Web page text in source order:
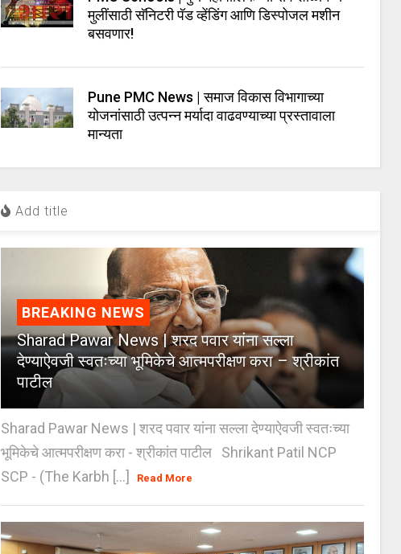
मुलींसाठी सॅनिटरी पॅड व्हेंडिंग आणि डिस्पोजल मशीन
बसवणार!
Pune PMC News | समाज विकास विभागाच्या
योजनांसाठी उत्पन्न मर्यादा वाढवण्याच्या प्रस्तावाला
मान्यता
Add title
BREAKING NEWS
Sharad Pawar News | शरद पवार यांना सल्ला
देण्याऐवजी स्वतःच्या भूमिकेचे आत्मपरीक्षण करा – श्रीकांत
पाटील
Sharad Pawar News | शरद पवार यांना सल्ला देण्याऐवजी स्वतःच्या
भूमिकेचे आत्मपरीक्षण करा - श्रीकांत पाटील Shrikant Patil NCP
SCP - (The Karbh [...]
Read More